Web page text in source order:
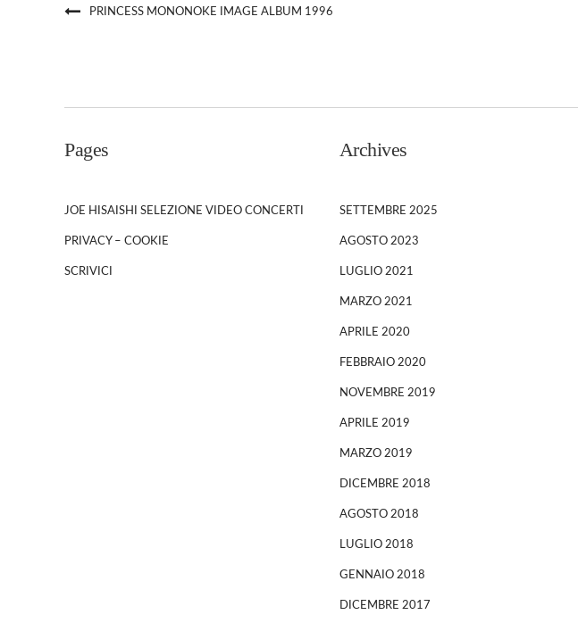
PRINCESS MONONOKE IMAGE ALBUM 1996
Pages
JOE HISAISHI SELEZIONE VIDEO CONCERTI
PRIVACY – COOKIE
SCRIVICI
Archives
SETTEMBRE 2025
AGOSTO 2023
LUGLIO 2021
MARZO 2021
APRILE 2020
FEBBRAIO 2020
NOVEMBRE 2019
APRILE 2019
MARZO 2019
DICEMBRE 2018
AGOSTO 2018
LUGLIO 2018
GENNAIO 2018
DICEMBRE 2017